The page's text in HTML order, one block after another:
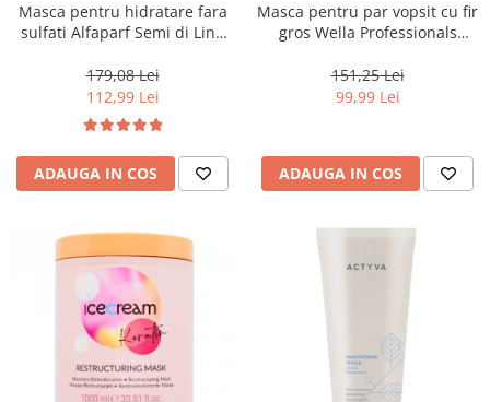
Masca pentru hidratare fara
sulfati Alfaparf Semi di Lino
ml
179,08 Lei
112,99 Lei
ADAUGA IN COS
Masca pentru par vopsit cu fir
gros Wella Professionals
151,25 Lei
99,99 Lei
ADAUGA IN COS